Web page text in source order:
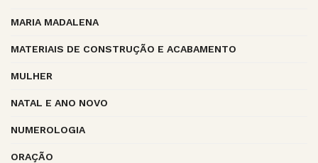
MARIA MADALENA
MATERIAIS DE CONSTRUÇÃO E ACABAMENTO
MULHER
NATAL E ANO NOVO
NUMEROLOGIA
ORAÇÃO